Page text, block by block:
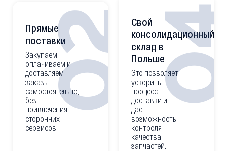
02
Прямые
поставки
Закупаем,
оплачиваем и
доставляем
заказы
самостоятельно,
без
привлечения
сторонних
сервисов.
Свой
консолидационный
склад в
Польше
Это позволяет
ускорить
процесс
доставки и
дает
возможность
контроля
качества
запчастей.